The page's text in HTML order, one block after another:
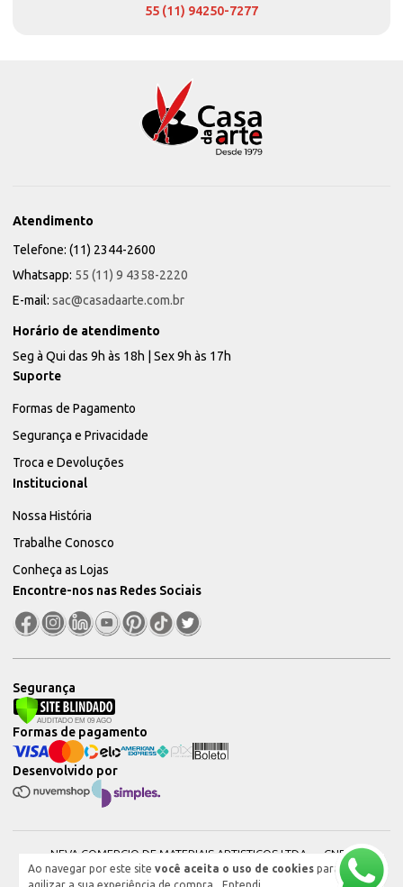
Ao navegar por este site você aceita o uso de cookies para
55 (11) 94250-7277
Atendimento
Telefone: (11) 2344-2600
Whatsapp: 55 (11) 9 4358-2220
E-mail: sac@casadaarte.com.br
Horário de atendimento
Seg à Qui das 9h às 18h | Sex 9h às 17h
Suporte
Formas de Pagamento
Segurança e Privacidade
Troca e Devoluções
Institucional
Nossa História
Trabalhe Conosco
Conheça as Lojas
Encontre-nos nas Redes Sociais
Segurança
Desenvolvido por
Formas de pagamento
NEVA COMERCIO DE MATERIAIS ARTISTICOS LTDA — CNPJ:
51604544000101 © 2026. Todos os direitos reservados.